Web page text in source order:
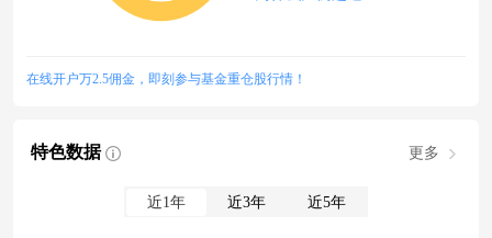
在线开户万2.5佣金，即刻参与基金重仓股行情！
特色数据 更多
近1年 近3年 近5年